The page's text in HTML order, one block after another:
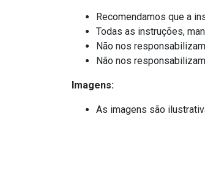
Recomendamos que a
Todas as instruções,
Não nos
Não nos
Imagens:
As imagens são